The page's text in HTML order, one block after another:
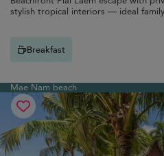
stylish tropical interiors — ideal
Breakfast
Mae Nam beach